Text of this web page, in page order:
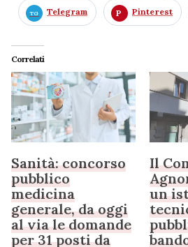
Telegram Pinterest
Correlati
Sanità: concorso
pubblico
medicina
generale, da oggi
al via le domande
per 31 posti da
Il
un